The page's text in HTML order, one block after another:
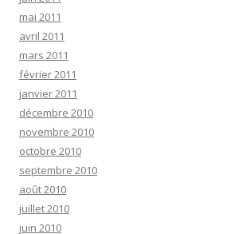
mai 2011
avril 2011
mars 2011
février 2011
janvier 2011
décembre 2010
novembre 2010
octobre 2010
septembre 2010
août 2010
juillet 2010
juin 2010